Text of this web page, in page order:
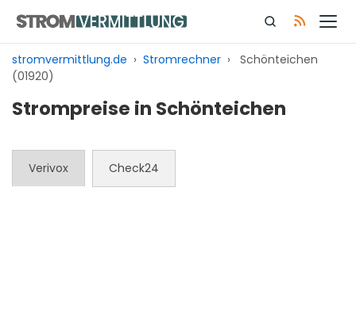
Inhalt
springen
stromvermittlung.de › Stromrechner › Schönteichen
(01920)
Strompreise in Schönteichen
Verivox Check24